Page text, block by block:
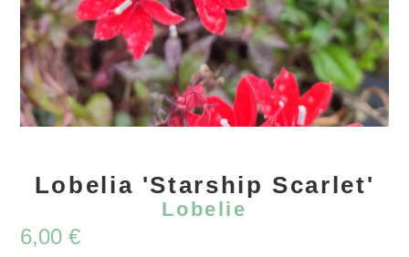
Lobelia 'Starship Scarlet'
Lobelie
6,00€